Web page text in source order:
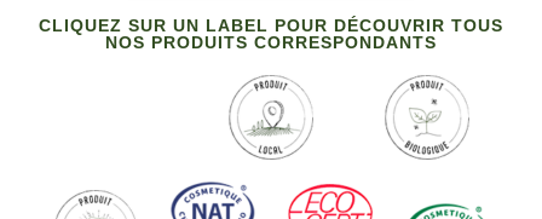
CLIQUEZ SUR UN LABEL POUR DÉCOUVRIR TOUS
NOS PRODUITS CORRESPONDANTS